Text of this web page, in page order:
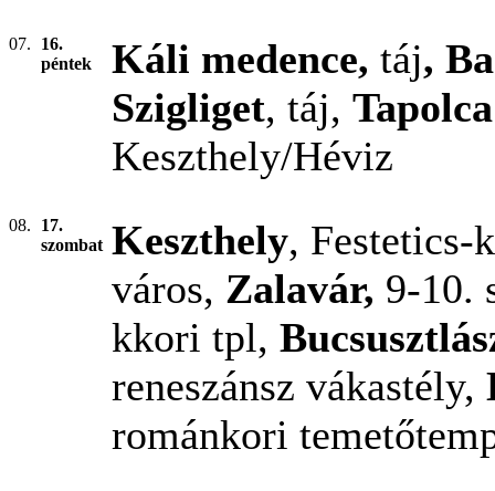
07.
16.
péntek
Káli medence, táj,
Szigliget, táj, Tapolca
Keszthely/Héviz
08.
17.
szombat Keszthely, Festetics-
város, Zalavár, 9-10.
kkori tpl,
reneszánsz vákastély,
románkori